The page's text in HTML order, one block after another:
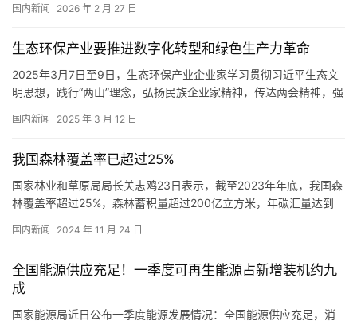
成为长三角生态绿色一体化发展示范区（以下简称“示范区”）破解跨
革委主任，长三角一体化示范区执委会主任顾军在新闻发布会上介
绍，示…
国内新闻 2026 年 2 月 27 日
生态环保产业要推进数字化转型和绿色生产力革命
2025年3月7日至9日，生态环保产业企业家学习贯彻习近平生态文
明思想，践行“两山”理念，弘扬民族企业家精神，传达两会精神，强
训班暨“汇聚环保力量 激扬巾帼精神 守正创新绽芳华 美丽中国娘子
女企业家“全国三八红旗手”的荣誉和事迹，发扬和共…
国内新闻 2025 年 3 月 12 日
我国森林覆盖率已超过25%
国家林业和草原局局长关志鸥23日表示，截至2023年年底，我国森
林覆盖率超过25%，森林蓄积量超过200亿立方米，年碳汇量达到
关志鸥当日在广西南宁举行的2024年世界林木业大会上介绍了这些
林产品的最大贸易、生产和消费大国。 本次大会以“林…
国内新闻 2024 年 11 月 24 日
全国能源供应充足！一季度可再生能源占新增装机约九
成
国家能源局近日公布一季度能源发展情况：全国能源供应充足，消